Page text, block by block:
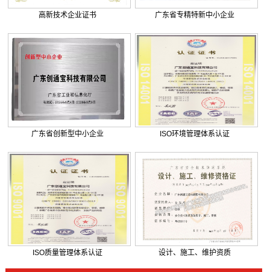
高新技术企业证书 广东省专精特新中小企业
广东省创新型中小企业 ISO环境管理体系认证
ISO质量管理体系认证 设计、施工、维护资质